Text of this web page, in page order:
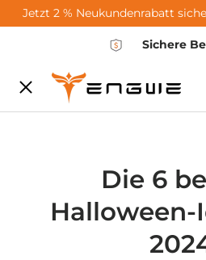
Zum Inhalt springen
Jetzt 2 % Neukundenrabatt
Sichere
Speisekarte
City-Sale
Die 6
Halloween-